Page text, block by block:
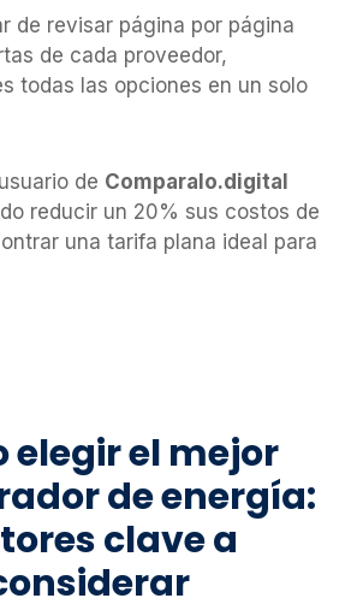
de revisar página por página
de cada proveedor,
todas las opciones en un solo
de Comparalo.digital
reducir un 20% sus costos de
una tarifa plana ideal para
elegir el mejor
de energía:
clave a